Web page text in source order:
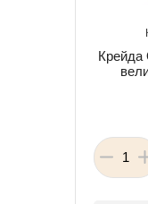
Крейда